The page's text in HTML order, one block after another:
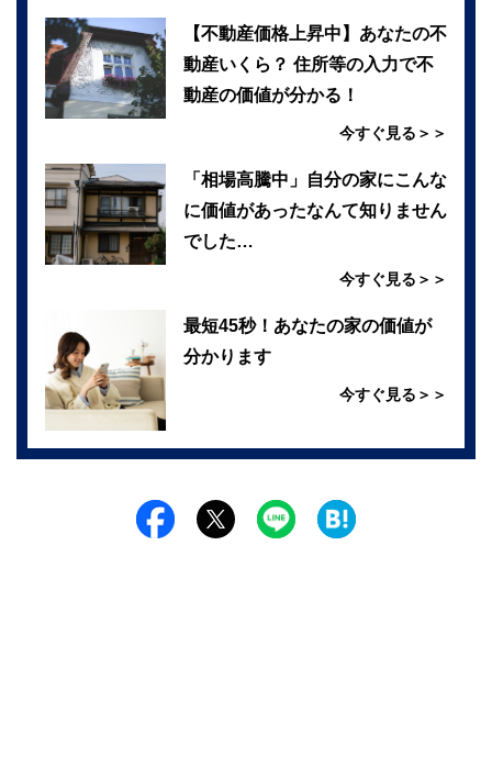
【不動産価格上昇中】あなたの不
動産いくら？ 住所等の入力で不
動産の価値が分かる！
今すぐ見る＞＞
「相場高騰中」自分の家にこんな
に価値があったなんて知りません
でした…
今すぐ見る＞＞
最短45秒！あなたの家の価値が
分かります
今すぐ見る＞＞